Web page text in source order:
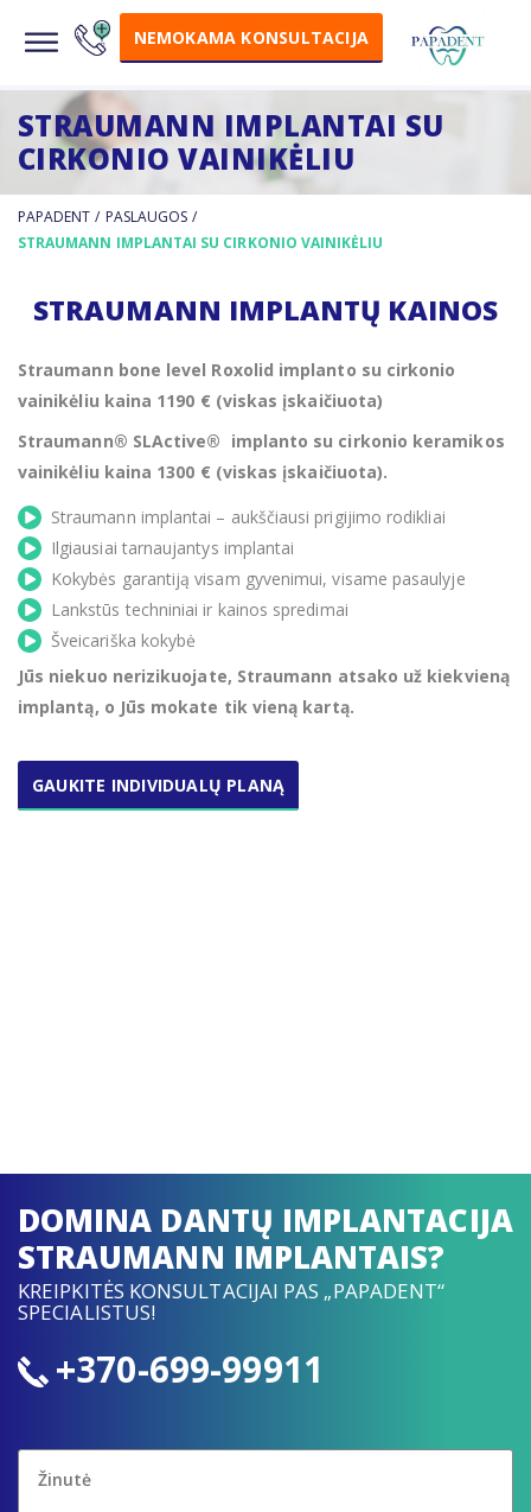
NEMOKAMA KONSULTACIJA
STRAUMANN IMPLANTAI SU
CIRKONIO VAINIKĖLIU
PAPADENT / PASLAUGOS /
STRAUMANN IMPLANTAI SU CIRKONIO VAINIKĖLIU
STRAUMANN IMPLANTŲ KAINOS
Straumann bone level Roxolid implanto su cirkonio
vainikėliu kaina 1190 € (viskas įskaičiuota)
Straumann® SLActive® implanto su cirkonio keramikos
vainikėliu kaina 1300 € (viskas įskaičiuota).
Straumann implantai – aukščiausi prigijimo rodikliai
Ilgiausiai tarnaujantys implantai
Kokybės garantiją visam gyvenimui, visame pasaulyje
Lankstūs techniniai ir kainos spredimai
Šveicariška kokybė
Jūs niekuo nerizikuojate, Straumann atsako už kiekvieną
implantą, o Jūs mokate tik vieną kartą.
GAUKITE INDIVIDUALŲ PLANĄ
DOMINA DANTŲ IMPLANTACIJA
STRAUMANN IMPLANTAIS?
KREIPKITĖS KONSULTACIJAI PAS „PAPADENT“
SPECIALISTUS!
+370-699-99911